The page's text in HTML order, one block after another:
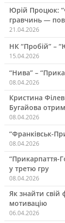
Юрій Процюк:
гравчинь —
21.04.2026
НК “Пробій” –
15.04.2026
“Нива” –
08.04.2026
Кристина
Бугайова
08.04.2026
“Франківськ-
08.04.2026
“Прикарпаття-
у третю гру
08.04.2026
Як знайти свій
мотивацію
06.04.2026